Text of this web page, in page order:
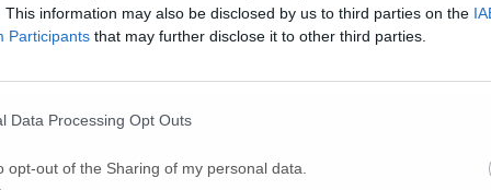
This information may also be disclosed by us to third parties on the
Participants that may further disclose it to other third parties.
Data Processing Opt Outs
opt-out of the Sharing of my personal data.
200 migranti a bordo, 50 sono minori non
al porto i 38 naufraghi (Video)